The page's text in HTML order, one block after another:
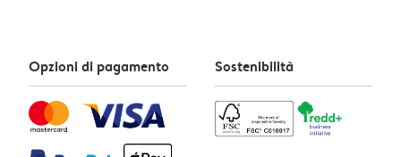
Opzioni di pagamento Sostenibilità